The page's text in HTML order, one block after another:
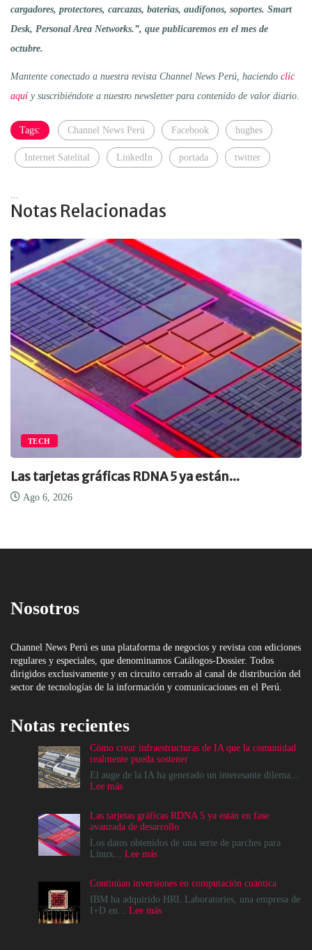
cargadores, protectores, carcazas, baterías, audífonos, soportes. Smart
Desk, Personal Area Networks.”, que publicaremos en el mes de
octubre.
Mantente conectado a nuestra revista Channel News Perú, haciendo clic
aquíy suscribiéndote a nuestro newsletter para contenido de valor diario
Tags: Channel News Perú Facebook hughes
Internet Satelital LinkedIn portada twitter
Notas Relacionadas
TECH
Las tarjetas gráficas RDNA 5 ya están...
Ago 6, 2026
Nosotros
Channel News Perú es una plataforma de negocios y revista con ediciones
regulares y especiales, que denominamos Catálogos-Dossier. Todos
dirigidos exclusivamente y en circuito cerrado al canal de distribución del
sector de tecnologías de la información y comunicaciones en el Perú.
Notas recientes
Cómo crear infraestructuras de IA que la comunidad
realmente pueda sostener
El auge de la IA ha generado un interesante dilema...
Lee más:
infraestructuras
de
IA
que
realmente
pueda
sostener
Las tarjetas gráficas RDNA 5 ya están en fase
avanzada de desarrollo
Los datos obtenidos de una serie de parches para
Linux... Lee más:
gráficas
RDNA
5
Continúan inversiones en computación cuántica
IBM ha adquirido HRL Laboratories, una empresa de
I+D en... Lee más: